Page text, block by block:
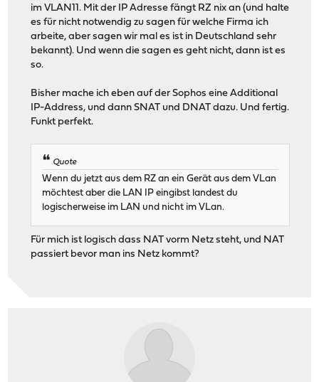
im VLAN11. Mit der IP Adresse fängt RZ nix an (und halte
es für nicht notwendig zu sagen für welche Firma ich
arbeite, aber sagen wir mal es ist in Deutschland sehr
bekannt). Und wenn die sagen es geht nicht, dann ist es
so.
Bisher mache ich eben auf der Sophos eine Additional
IP-Address, und dann SNAT und DNAT dazu. Und fertig.
Funkt perfekt.
Quote
Wenn du jetzt aus dem RZ an ein Gerät aus dem VLan
möchtest aber die LAN IP eingibst landest du
logischerweise im LAN und nicht im VLan.
Für mich ist logisch dass NAT vorm Netz steht, und NAT
passiert bevor man ins Netz kommt?